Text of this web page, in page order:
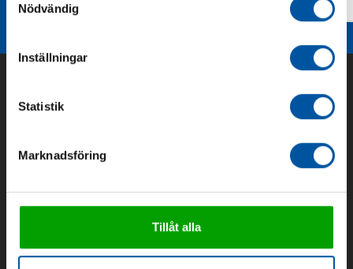
Nödvändig
Inställningar
Statistik
Marknadsföring
Tillåt alla
Om Debe